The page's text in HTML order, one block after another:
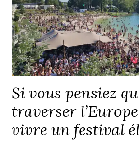
Si vous pensiez
traverser
vivre un festival